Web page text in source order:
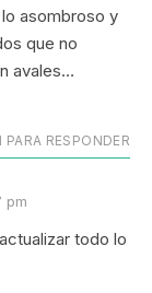
asombroso y
que no
avales…
PARA RESPONDER
pm
todo lo